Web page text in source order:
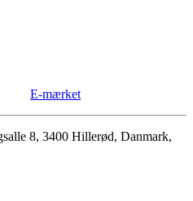
E-mærket
8, 3400 Hillerød, Danmark,